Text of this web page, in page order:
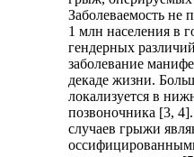
Заболеваемость не
1 млн населения в
гендерных
заболевание
декаде жизни.
локализуется в
позвоночника [3,
случаев грыжи